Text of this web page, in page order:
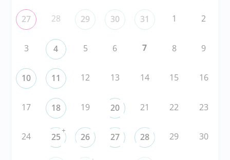
27 28 29 30 31 1 2
3 4 5 6 7 8 9
10 11 12 13 14 15 16
17 18 19 20 21 22 23
24 25
+
26 27 28 29 30